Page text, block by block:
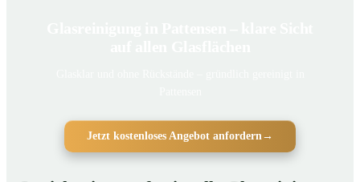
Jetzt kostenloses Angebot anfordern→